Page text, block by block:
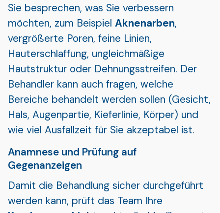
Sie besprechen, was Sie verbessern
möchten, zum Beispiel Aknenarben,
vergrößerte Poren, feine Linien,
Hauterschlaffung, ungleichmäßige
Hautstruktur oder Dehnungsstreifen. Der
Behandler kann auch fragen, welche
Bereiche behandelt werden sollen (Gesicht,
Hals, Augenpartie, Kieferlinie, Körper) und
wie viel Ausfallzeit für Sie akzeptabel ist.
Anamnese und Prüfung auf
Gegenanzeigen
Damit die Behandlung sicher durchgeführt
werden kann, prüft das Team Ihre